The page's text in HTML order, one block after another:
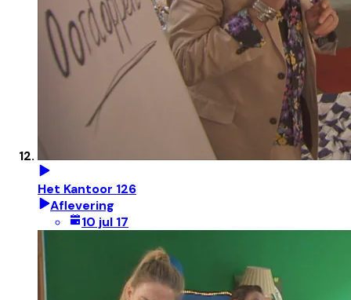
Het Kantoor 126
Aflevering
10 jul 17